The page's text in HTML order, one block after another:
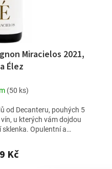
Miracielos 2021,
Élez
(50 ks)
Kč
od Decanteru, pouhých 5
u kterých vám dojdou
sklenka. Opulentní a